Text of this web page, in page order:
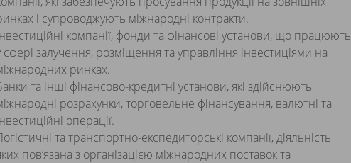
і супроводжують міжнародні контракти.
компанії, фонди та фінансові установи, що працюють
сфері залучення, розміщення та управління інвестиціями на
ринках.
та інші фінансово-кредитні установи, які здійснюють
розрахунки, торговельне фінансування, валютні та
операції.
та транспортно-експедиторські компанії, діяльність
пов’язана з організацією міжнародних поставок та